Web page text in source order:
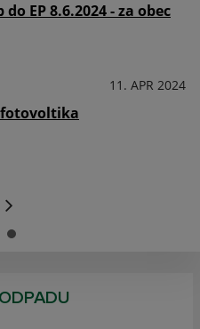
EP 8.6.2024 - za obec
11. APR 2024
fotovoltika